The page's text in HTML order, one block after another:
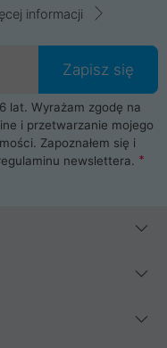
informacji
Zapisz się
lat. Wyrażam zgodę na
i przetwarzanie mojego
Zapoznałem się i
newslettera.